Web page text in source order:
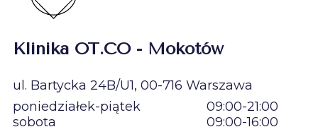
Klinika OT.CO - Mokotów
ul. Bartycka 24B/U1, 00-716 Warszawa
poniedziałek-piątek
09:00-21:00
sobota
09:00-16:00